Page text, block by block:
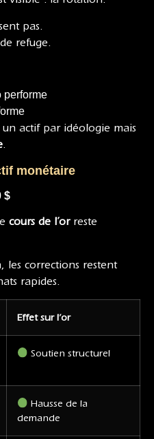
pas.
refuge.
performe
actif par idéologie mais
.
monétaire
$
cours de l’orreste
les corrections restent
rapides.
Effet sur l’or
Soutien structurel
Hausse de la
demande